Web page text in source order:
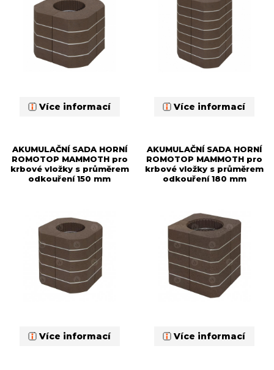
Více informací Více informací
AKUMULAČNÍ SADA HORNÍ
ROMOTOP MAMMOTH pro
krbové vložky s průměrem
odkouření 150 mm
Více informací
AKUMULAČNÍ SADA HORNÍ
ROMOTOP MAMMOTH pro
krbové vložky s průměrem
odkouření 180 mm
Více informací